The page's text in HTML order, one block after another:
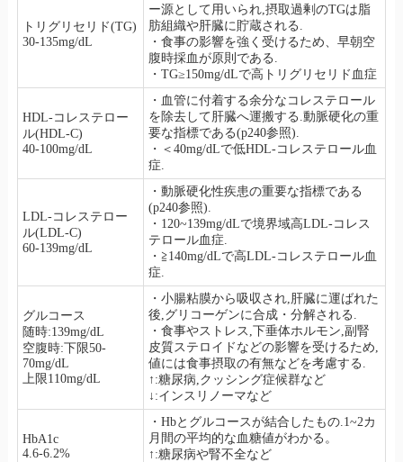
トリグリセリド(TG)
30-135mg/dL
ー源として用いられ,摂取過剰のTGは脂
肪組織や肝臓に貯蔵される.
・食事の影響を強く受けるため、早朝空
腹時採血が原則である.
・TG≥150mg/dLで高トリグリセリド血症
HDL-コレステロー
ル(HDL-C)
40-100mg/dL
・血管に付着する余分なコレステロール
を除去して肝臓へ運搬する.動脈硬化の重
要な指標である(p240参照).
・＜40mg/dLで低HDL-コレステロール血
症.
LDL-コレステロー
ル(LDL-C)
60-139mg/dL
・動脈硬化性疾患の重要な指標である
(p240参照).
・120~139mg/dLで境界域高LDL-コレス
テロール血症.
・≧140mg/dLで高LDL-コレステロール血
症.
グルコース
随時:139mg/dL
空腹時:下限50-
70mg/dL
上限110mg/dL
・小腸粘膜から吸収され,肝臓に運ばれた
後,グリコーゲンに合成・分解される.
・食事やストレス,下垂体ホルモン,副腎
皮質ステロイドなどの影響を受けるため,
値には食事摂取の有無などを考慮する.
↑:糖尿病,クッシング症候群など
↓:インスリノーマなど
HbA1c
4.6-6.2%
・Hbとグルコースが結合したもの.1~2カ
月間の平均的な血糖値がわかる。
↑:糖尿病や腎不全など